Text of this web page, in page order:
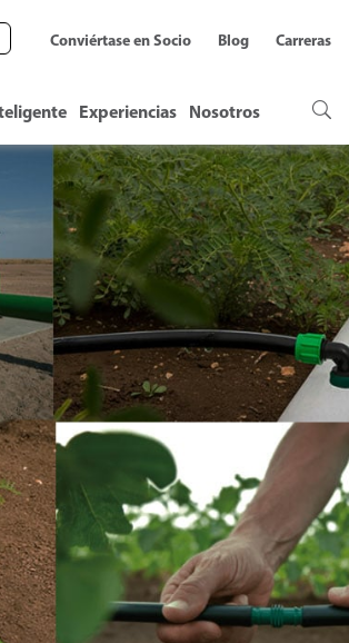
Experiencias Nosotros
Conviértase en Socio Blog Carreras